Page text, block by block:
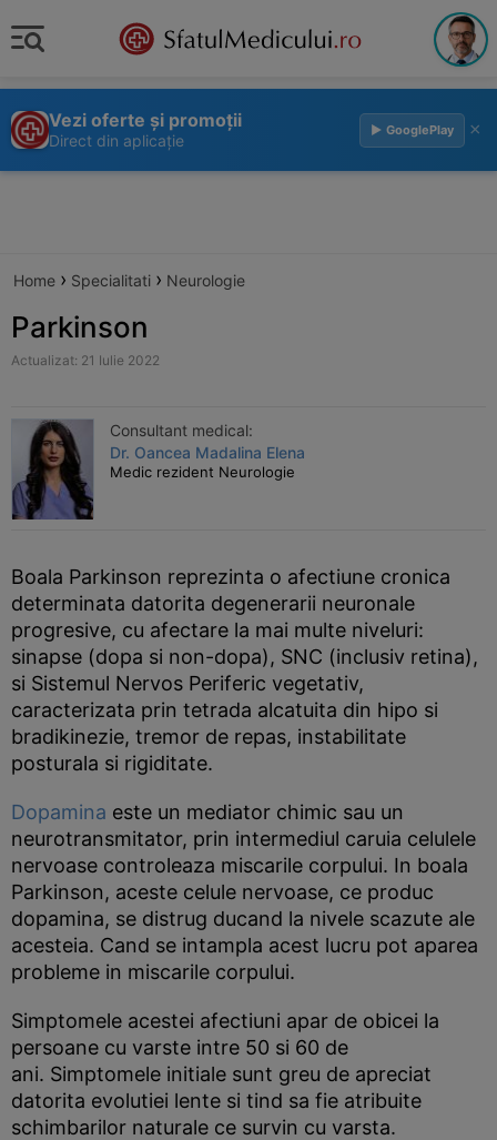
Vezi oferte și promoții
Direct din aplicație
▶ GooglePlay ×
Home › Specialitati › Neurologie
Parkinson
Actualizat: 21 Iulie 2022
Consultant medical:
Dr. Oancea Madalina Elena
Medic rezident Neurologie
Boala Parkinson reprezinta o afectiune cronica
determinata datorita degenerarii neuronale
progresive, cu afectare la mai multe niveluri:
sinapse (dopa si non-dopa), SNC (inclusiv retina),
si Sistemul Nervos Periferic vegetativ,
caracterizata prin tetrada alcatuita din hipo si
bradikinezie, tremor de repas, instabilitate
posturala si rigiditate.
Dopamina este un mediator chimic sau un
neurotransmitator, prin intermediul caruia celulele
nervoase controleaza miscarile corpului. In boala
Parkinson, aceste celule nervoase, ce produc
dopamina, se distrug ducand la nivele scazute ale
acesteia. Cand se intampla acest lucru pot aparea
probleme in miscarile corpului.
Simptomele acestei afectiuni apar de obicei la
persoane cu varste intre 50 si 60 de
ani. Simptomele initiale sunt greu de apreciat
datorita evolutiei lente si tind sa fie atribuite
schimbarilor naturale ce survin cu varsta.